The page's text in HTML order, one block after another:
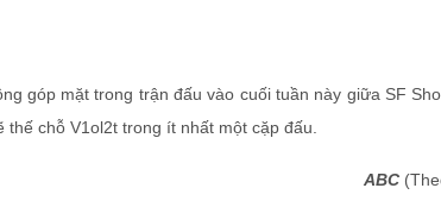
góp mặt trong trận đấu vào cuối tuần này giữa SF
thế chỗ V1ol2t trong ít nhất một cặp đấu.
ABC